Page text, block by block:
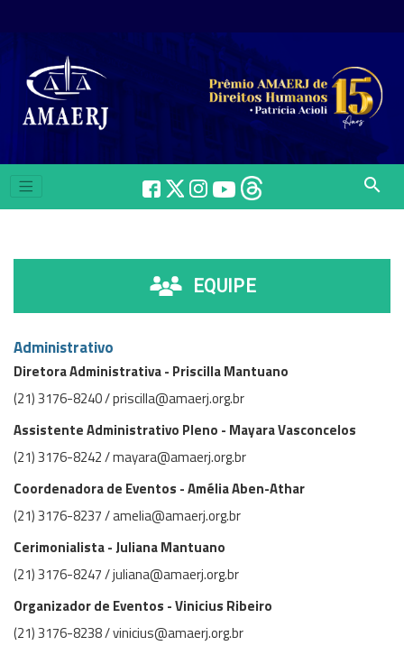
search
EQUIPE
Administrativo
Diretora Administrativa - Priscilla Mantuano
(21) 3176-8240 / priscilla@amaerj.org.br
Assistente Administrativo Pleno - Mayara Vasconcelos
(21) 3176-8242 / mayara@amaerj.org.br
Coordenadora de Eventos - Amélia Aben-Athar
(21) 3176-8237 / amelia@amaerj.org.br
Cerimonialista - Juliana Mantuano
(21) 3176-8247 / juliana@amaerj.org.br
Organizador de Eventos - Vinicius Ribeiro
(21) 3176-8238 / vinicius@amaerj.org.br